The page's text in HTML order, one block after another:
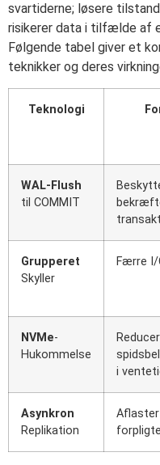
svartiderne; løsere
risikerer data i tilfælde af
Følgende tabel giver et
teknikker og deres
Teknologi
WAL-Flush
til COMMIT
Grupperet
Skyller
Færre I/
NVMe-
Hukommelse
i
Asynkron
Replikation